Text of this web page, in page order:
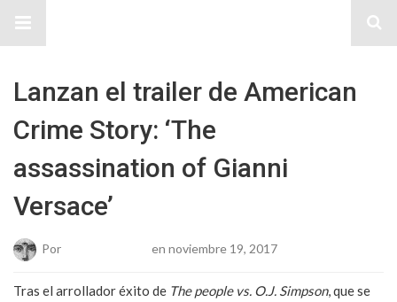
Lanzan el trailer de American
Crime Story: ‘The
assassination of Gianni
Versace’
Por en noviembre 19, 2017
Tras el arrollador éxito de The people vs. O.J. Simpson, que se